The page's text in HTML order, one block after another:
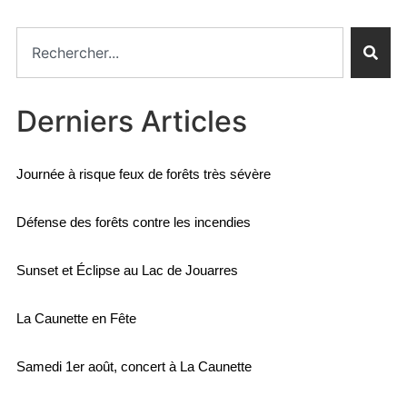
Derniers Articles
Journée à risque feux de forêts très sévère
Défense des forêts contre les incendies
Sunset et Éclipse au Lac de Jouarres
La Caunette en Fête
Samedi 1er août, concert à La Caunette